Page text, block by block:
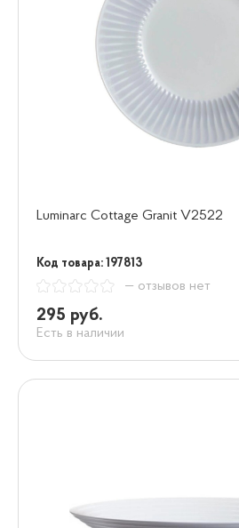
Luminarc Cottage Granit V2522
Код товара: 197813
— отзывов нет
295 руб.
Есть в наличии